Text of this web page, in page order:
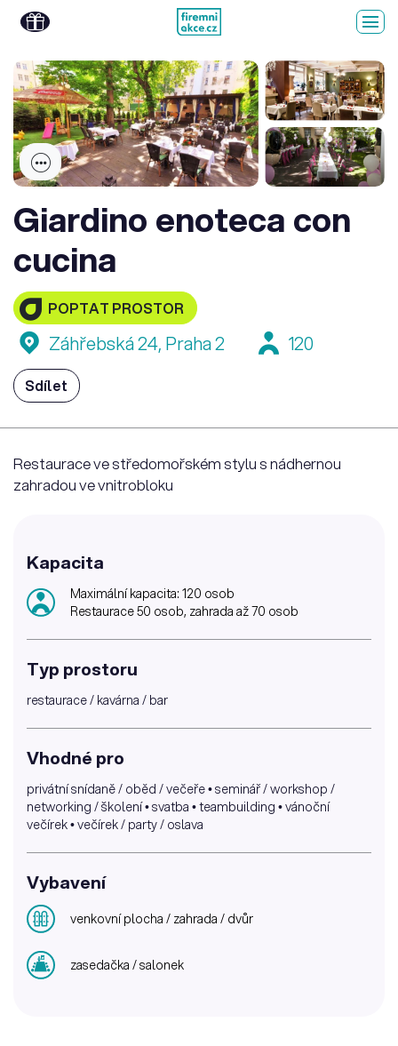
Giardino enoteca con
cucina
POPTAT PROSTOR
Záhřebská 24, Praha 2 120
Sdílet
Restaurace ve středomořském stylu s nádhernou
zahradou ve vnitrobloku
Kapacita
Maximální kapacita: 120 osob
Restaurace 50 osob, zahrada až 70 osob
Typ prostoru
restaurace / kavárna / bar
Vhodné pro
privátní snídaně / oběd / večeře • seminář / workshop /
networking / školení • svatba • teambuilding • vánoční
večírek • večírek / party / oslava
Vybavení
venkovní plocha / zahrada / dvůr
zasedačka / salonek